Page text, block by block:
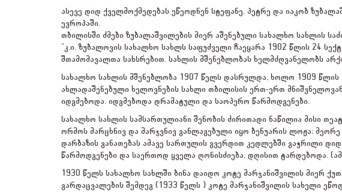
ასევე დიდ ქველმოქმედებას ეწეოდნენ სტეფანე, პეტრე და იაკობ
ევროპაში.
თბილისში ძმები ზუბალაშვილების მიერ აშენებული სახალხო სახლის
"კ.ი. ზუბალოვის სახალხო სახლს საფუძველი ჩაეყარა 1902 წლის 24
შთამომავალთა სახსრებით. სახლის მშენებლობას ხელმძღვანელობს
სახალხო სახლის მშენებლობა 1907 წელს დასრულდა, ხოლო 1909 წლის
ახლადაშენებული ხელოვნების სახლი თბილისის ერთ-ერთ
იდგმებოდა. იდგმებოდა დრამატული და საოპერო წარმოდგენები.
სახალხო სახლის სამსართულიანი შენობის ძირითადი ნაწილია მისი
ორმოს მარცხნივ და მარჯვნივ განლაგებული იყო ბენუარის ლოჟა;
დარბაზის განათებას ამავე სართულის გვერდით კედლებში გაჭრილი
წარმოდგენები და საერთოდ ყველა ღონისძიება, დღისით ტარდებოდა.
1930 წელს სახალხო სახლში ბინა დაიდო კოტე მარჯანიშვილის მიერ
გარდაცვალების შემდეგ (1933 წელს ) კოტე მარჯანიშვილის სახელი